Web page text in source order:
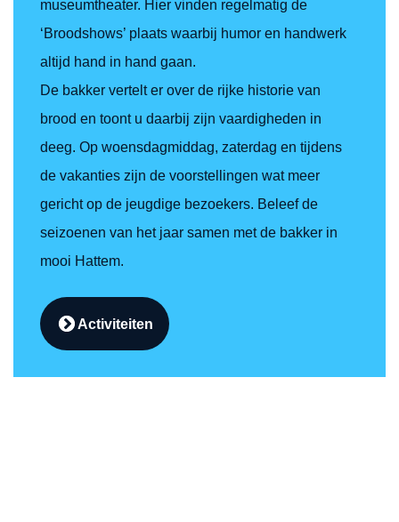
museumtheater. Hier vinden regelmatig de
‘Broodshows’ plaats waarbij humor en handwerk
altijd hand in hand gaan.
De bakker vertelt er over de rijke historie van
brood en toont u daarbij zijn vaardigheden in
deeg. Op woensdagmiddag, zaterdag en tijdens
de vakanties zijn de voorstellingen wat meer
gericht op de jeugdige bezoekers. Beleef de
seizoenen van het jaar samen met de bakker in
mooi Hattem.
Activiteiten